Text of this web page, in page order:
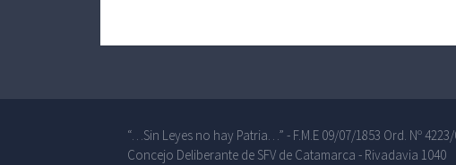
“…Sin Leyes no hay Patria…” - F.M.E 09/07/1853 Ord. Nº
Concejo Deliberante de SFV de Catamarca - Rivadavia 1040